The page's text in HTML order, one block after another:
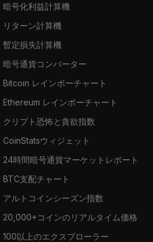
暗号化利益計算機
リターン計算機
暫定損失計算機
暗号通貨コンバーター
Bitcoin レインボーチャート
Ethereum レインボーチャート
クリプト恐怖と貪欲指数
CoinStatsウィジェット
24時間暗号通貨マーケットレポート
BTC支配チャート
アルトコインシーズン指数
20,000+コインのリアルタイム価格
100以上のエクスプローラー